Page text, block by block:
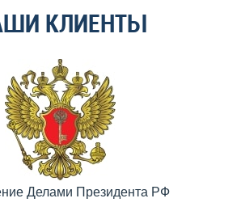
КЛИЕНТЫ
Делами Президента РФ